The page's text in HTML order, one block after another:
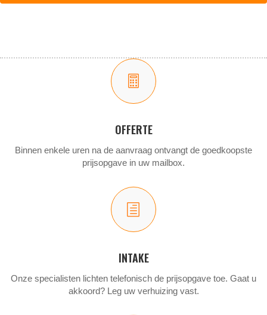

OFFERTE
Binnen enkele uren na de aanvraag ontvangt de goedkoopste
prijsopgave in uw mailbox.
h
INTAKE
Onze specialisten lichten telefonisch de prijsopgave toe. Gaat u
akkoord? Leg uw verhuizing vast.